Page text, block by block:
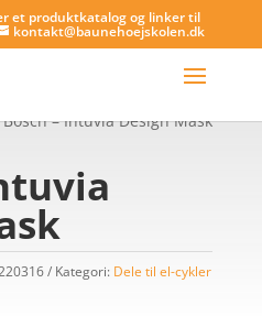
et produktkatalog og linker til
kontakt@baunehoejskolen.dk
– Intuvia Design Mask
Kategori: Dele til el-cykler